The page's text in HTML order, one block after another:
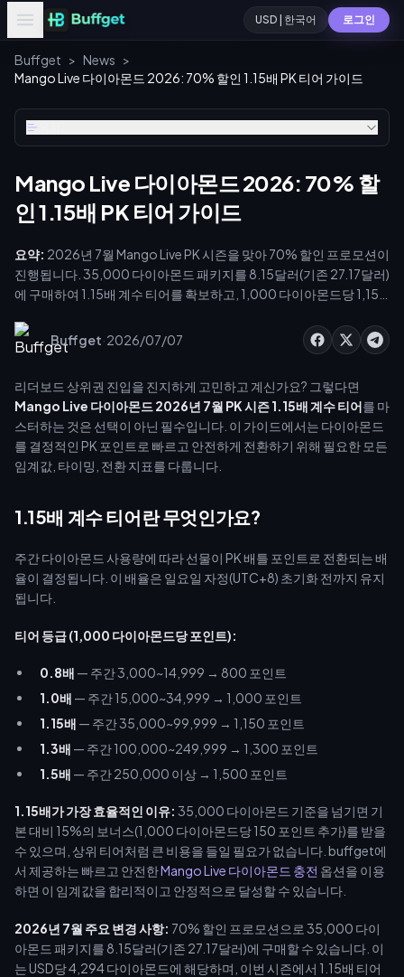
USD | 한국어 로그인
Buffget > News >
Mango Live 다이아몬드 2026: 70% 할인 1.15배 PK 티어 가이드
Mango Live 다이아몬드 2026: 70% 할
인 1.15배 PK 티어 가이드
요약: 2026년 7월 Mango Live PK 시즌을 맞아 70% 할인 프로모션이
진행됩니다. 35,000 다이아몬드 패키지를 8.15달러(기존 27.17달러)
에 구매하여 1.15배 계수 티어를 확보하고, 1,000 다이아몬드당 1,150
99%의 성공률과 6초 이내의 빠른 지급을 보장합니다. 랭킹을 극대화
하려면 주간 예산의 30~40%를 마지막 48시간을 위해 남겨두세요.
Buffget·2026/07/07
리더보드 상위권 진입을 진지하게 고민하고 계신가요? 그렇다면
Mango Live 다이아몬드 2026년 7월 PK 시즌 1.15배 계수 티어를 마
스터하는 것은 선택이 아닌 필수입니다. 이 가이드에서는 다이아몬드
를 결정적인 PK 포인트로 빠르고 안전하게 전환하기 위해 필요한 모든
임계값, 타이밍, 전환 지표를 다룹니다.
1.15배 계수 티어란 무엇인가요?
주간 다이아몬드 사용량에 따라 선물이 PK 배틀 포인트로 전환되는 배
율이 결정됩니다. 이 배율은 일요일 자정(UTC+8) 초기화 전까지 유지
됩니다.
티어 등급 (1,000 다이아몬드당 포인트):
0.8배 — 주간 3,000~14,999 → 800 포인트
1.0배 — 주간 15,000~34,999 → 1,000 포인트
1.15배 — 주간 35,000~99,999 → 1,150 포인트
1.3배 — 주간 100,000~249,999 → 1,300 포인트
1.5배 — 주간 250,000 이상 → 1,500 포인트
1.15배가 가장 효율적인 이유: 35,000 다이아몬드 기준을 넘기면 기
본 대비 15%의 보너스(1,000 다이아몬드당 150 포인트 추가)를 받을
수 있으며, 상위 티어처럼 큰 비용을 들일 필요가 없습니다. buffget에
서 제공하는 빠르고 안전한Mango Live 다이아몬드 충전 옵션을 이용
하면 이 임계값을 합리적이고 안정적으로 달성할 수 있습니다.
2026년 7월 주요 변경 사항: 70% 할인 프로모션으로 35,000 다이
아몬드 패키지를 8.15달러(기존 27.17달러)에 구매할 수 있습니다. 이
는 USD당 4,294 다이아몬드에 해당하며, 이번 시즌에서 1.15배 티어